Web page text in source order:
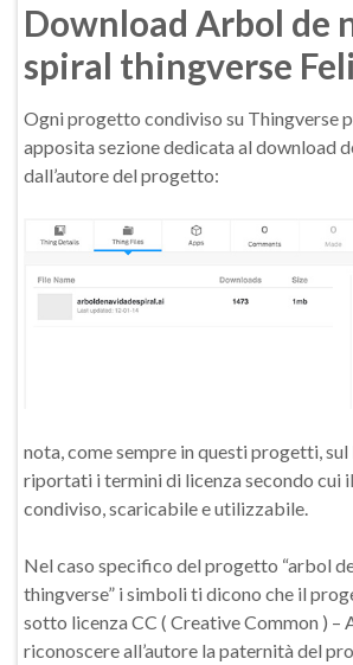
Download Arbol de
spiral thingverse
Ogni progetto condiviso su Thingverse
apposita sezione dedicata al download
dall’autore del progetto:
nota, come sempre in questi progetti,
riportati i termini di licenza secondo cui
condiviso, scaricabile e utilizzabile.
Nel caso specifico del progetto “arbol
thingverse” i simboli ti dicono che il
sotto licenza CC ( Creative Common )
riconoscere all’autore la paternità del